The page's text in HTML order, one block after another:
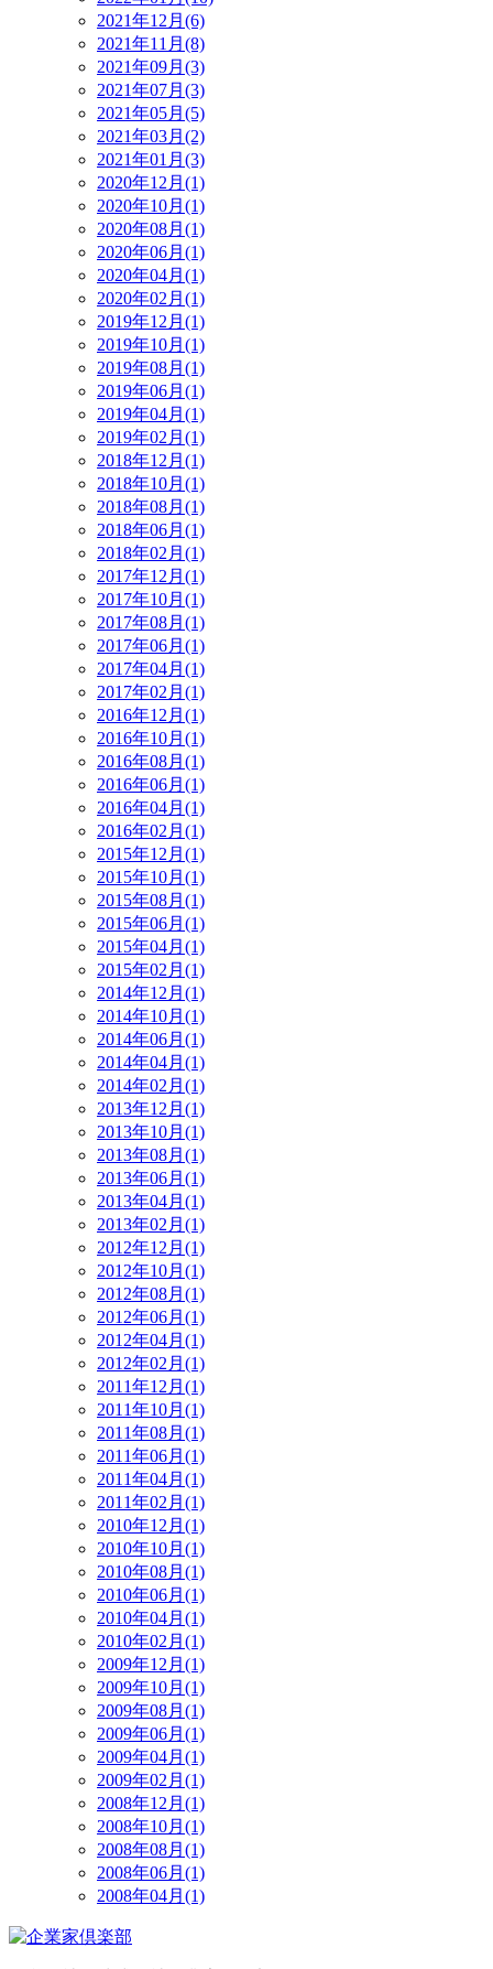
2021年12月(6)
2021年11月(8)
2021年09月(3)
2021年07月(3)
2021年05月(5)
2021年03月(2)
2021年01月(3)
2020年12月(1)
2020年10月(1)
2020年08月(1)
2020年06月(1)
2020年04月(1)
2020年02月(1)
2019年12月(1)
2019年10月(1)
2019年08月(1)
2019年06月(1)
2019年04月(1)
2019年02月(1)
2018年12月(1)
2018年10月(1)
2018年08月(1)
2018年06月(1)
2018年02月(1)
2017年12月(1)
2017年10月(1)
2017年08月(1)
2017年06月(1)
2017年04月(1)
2017年02月(1)
2016年12月(1)
2016年10月(1)
2016年08月(1)
2016年06月(1)
2016年04月(1)
2016年02月(1)
2015年12月(1)
2015年10月(1)
2015年08月(1)
2015年06月(1)
2015年04月(1)
2015年02月(1)
2014年12月(1)
2014年10月(1)
2014年06月(1)
2014年04月(1)
2014年02月(1)
2013年12月(1)
2013年10月(1)
2013年08月(1)
2013年06月(1)
2013年04月(1)
2013年02月(1)
2012年12月(1)
2012年10月(1)
2012年08月(1)
2012年06月(1)
2012年04月(1)
2012年02月(1)
2011年12月(1)
2011年10月(1)
2011年08月(1)
2011年06月(1)
2011年04月(1)
2011年02月(1)
2010年12月(1)
2010年10月(1)
2010年08月(1)
2010年06月(1)
2010年04月(1)
2010年02月(1)
2009年12月(1)
2009年10月(1)
2009年08月(1)
2009年06月(1)
2009年04月(1)
2009年02月(1)
2008年12月(1)
2008年10月(1)
2008年08月(1)
2008年06月(1)
2008年04月(1)